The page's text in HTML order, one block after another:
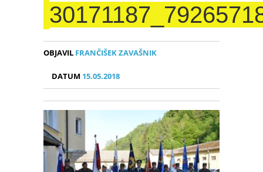
OBJAVIL FRANČIŠEK ZAVAŠNIK
DATUM 15.05.2018